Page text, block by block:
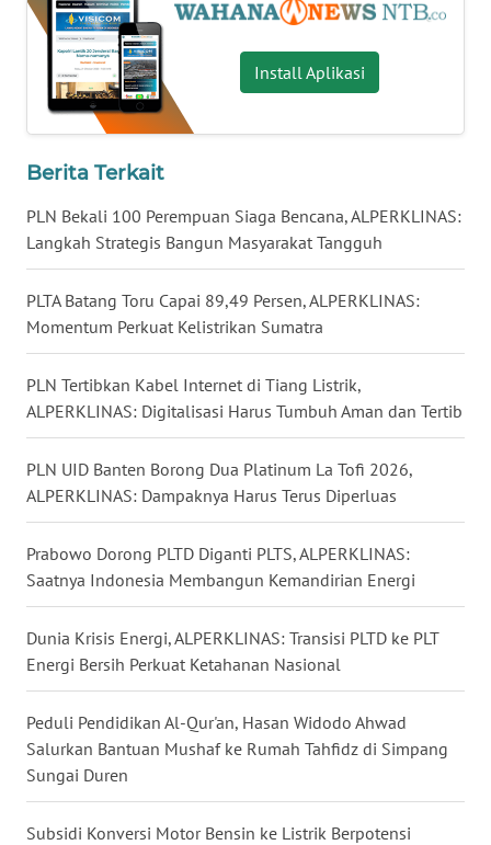
Install Aplikasi
Berita Terkait
PLN Bekali 100 Perempuan Siaga Bencana, ALPERKLINAS:
Langkah Strategis Bangun Masyarakat Tangguh
PLTA Batang Toru Capai 89,49 Persen, ALPERKLINAS:
Momentum Perkuat Kelistrikan Sumatra
PLN Tertibkan Kabel Internet di Tiang Listrik,
ALPERKLINAS: Digitalisasi Harus Tumbuh Aman dan Tertib
PLN UID Banten Borong Dua Platinum La Tofi 2026,
ALPERKLINAS: Dampaknya Harus Terus Diperluas
Prabowo Dorong PLTD Diganti PLTS, ALPERKLINAS:
Saatnya Indonesia Membangun Kemandirian Energi
Dunia Krisis Energi, ALPERKLINAS: Transisi PLTD ke PLT
Energi Bersih Perkuat Ketahanan Nasional
Peduli Pendidikan Al-Qur'an, Hasan Widodo Ahwad
Salurkan Bantuan Mushaf ke Rumah Tahfidz di Simpang
Sungai Duren
Subsidi Konversi Motor Bensin ke Listrik Berpotensi
WN
SULUT
WN
MALUKU
MALUT
WN
DAIRI
WN
TOBA
NIAS
LANGKAT
TAPANULI
SELATAN
WN
TANJUNG
LESUNG
WN